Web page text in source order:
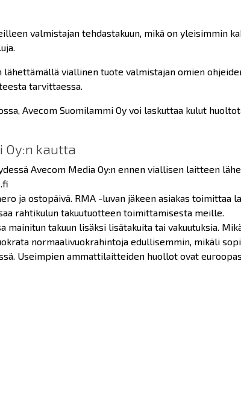
valmistajan tehdastakuun, mikä on yleisimmin
viallinen tuote valmistajan omien
tarvittaessa.
Avecom Suomilammi Oy voi laskuttaa kulut
Oy:n kautta
Avecom Media Oy:n ennen viallisen laitteen
ja ostopäivä. RMA -luvan jäkeen asiakas toimittaa
rahtikulun takuutuotteen toimittamisesta meille.
takuun lisäksi lisätakuita tai vakuutuksia.
normaalivuokrahintoja edullisemmin, mikäli
Useimpien ammattilaitteiden huollot ovat